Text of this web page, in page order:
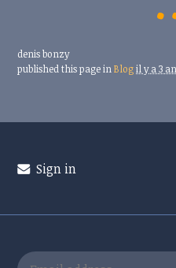
denis bonzy
published this page inBlog il y a 3
Sign in